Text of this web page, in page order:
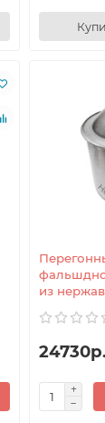
из
24730р.